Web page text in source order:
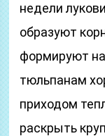
недели
образуют
формируют
тюльпанам
приходом
раскрыть